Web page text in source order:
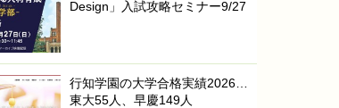
Design」入試攻略セミナー9/27
行知学園の大学合格実績2026…
東大55人、早慶149人